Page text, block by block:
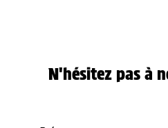
N'hésitez pas à